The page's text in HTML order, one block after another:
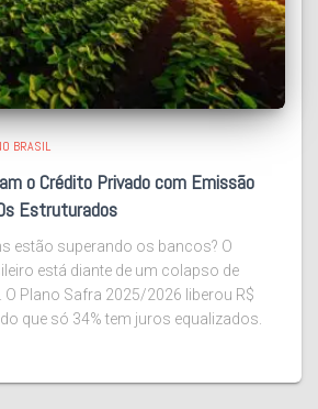
BRASIL
o Crédito Privado com Emissão
Estruturados
estão superando os bancos? O
está diante de um colapso de
Plano Safra 2025/2026 liberou R$
que só 34% tem juros equalizados.